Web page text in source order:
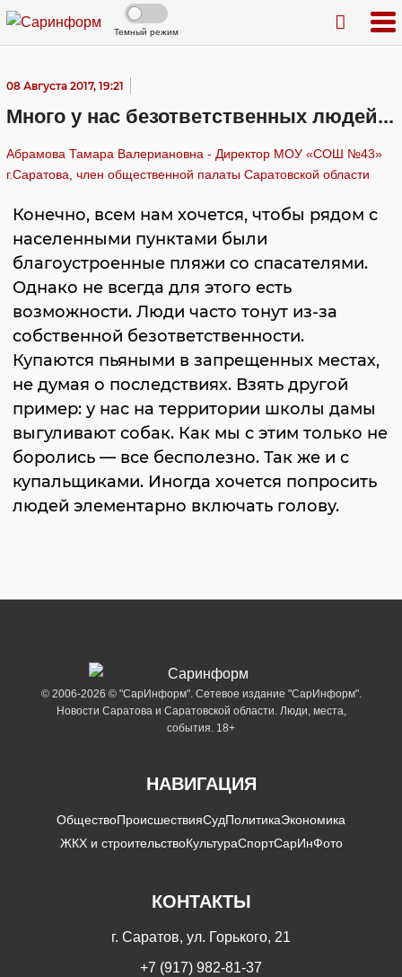
Темный режим
08 Августа 2017, 19:21
Много у нас безответственных людей...
Абрамова Тамара Валериановна - Директор МОУ «СОШ №43»
г.Саратова, член общественной палаты Саратовской области
Конечно, всем нам хочется, чтобы рядом с
населенными пунктами были
благоустроенные пляжи со спасателями.
Однако не всегда для этого есть
возможности. Люди часто тонут из-за
собственной безответственности.
Купаются пьяными в запрещенных местах,
не думая о последствиях. Взять другой
пример: у нас на территории школы дамы
выгуливают собак. Как мы с этим только не
боролись — все бесполезно. Так же и с
купальщиками. Иногда хочется попросить
людей элементарно включать голову.
© 2006-2026 © "СарИнформ". Сетевое издание "СарИнформ".
Новости Саратова и Саратовской области. Люди, места,
события. 18+
НАВИГАЦИЯ
ОбществоПроисшествияСудПолитикаЭкономика
ЖКХ и строительствоКультураСпортСарИнФото
КОНТАКТЫ
г. Саратов, ул. Горького, 21
+7 (917) 982-81-37